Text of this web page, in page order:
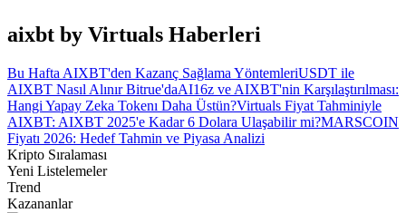
Bitrue Ortakları
aixbt by Virtuals Haberleri
Bu Hafta AIXBT'den Kazanç Sağlama YöntemleriUSDT ile
AIXBT Nasıl Alınır Bitrue'daAI16z ve AIXBT'nin Karşılaştırılması:
Hangi Yapay Zeka Tokenı Daha Üstün?Virtuals Fiyat Tahminiyle
AIXBT: AIXBT 2025'e Kadar 6 Dolara Ulaşabilir mi?MARSCOIN
Fiyatı 2026: Hedef Tahmin ve Piyasa Analizi
Kripto Sıralaması
Yeni Listelemeler
Trend
Kazananlar